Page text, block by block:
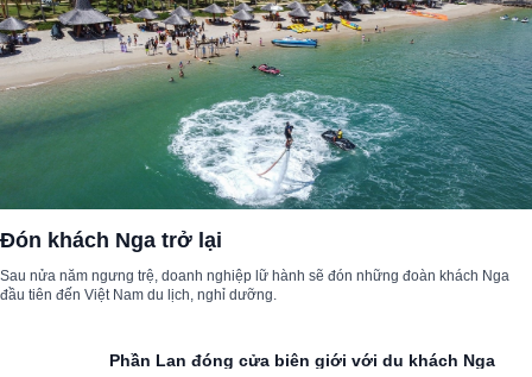
Đón khách Nga trở lại
Sau nửa năm ngưng trệ, doanh nghiệp lữ hành sẽ đón những đoàn khách Nga
đầu tiên đến Việt Nam du lịch, nghỉ dưỡng.
Phần Lan đóng cửa biên giới với du khách Nga